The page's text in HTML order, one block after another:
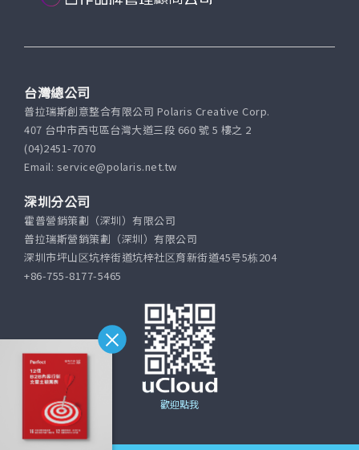
台灣總公司
普拉瑞斯創意整合有限公司 Polaris Creative Corp.
407 台中市西屯區台灣大道三段 660 號 5 樓之 2
(04)2451-7070
Email: service@polaris.net.tw
深圳分公司
霍普營銷策劃（深圳）有限公司
普拉瑞斯營銷策劃（深圳）有限公司
深圳市坪山区坑梓街道坑梓社区育新街道45号5栋204
+86-755-8177-5465
歡迎點我